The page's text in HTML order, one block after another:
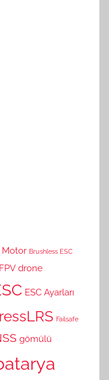
Motor Brushless ESC
drone
ESC Ayarları
Failsafe
gömülü